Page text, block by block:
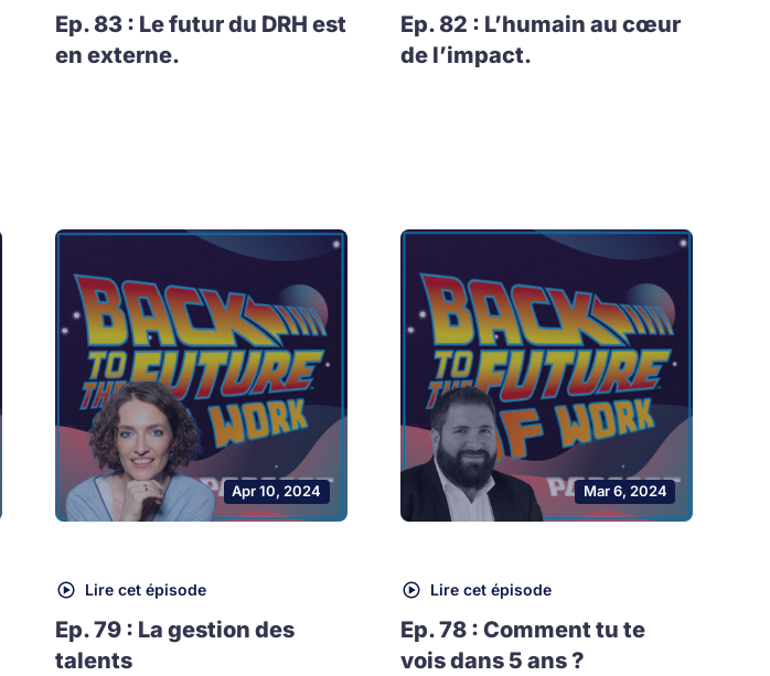
Ep. 83 : Le futur du DRH est
en externe.
Ep. 82 : L’humain au cœur
de l’impact.
Apr 10, 2024
Lire cet épisode
Ep. 79 : La gestion des
talents
Mar 6, 2024
Lire cet épisode
Ep. 78 : Comment tu te
vois dans 5 ans ?